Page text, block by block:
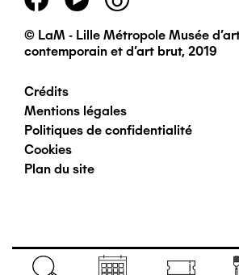
principal
© LaM - Lille Métropole Musée
contemporain et d'art brut, 2019
Pied
de
page
Crédits
Mentions légales
Politiques de confidentialité
Cookies
Plan du site